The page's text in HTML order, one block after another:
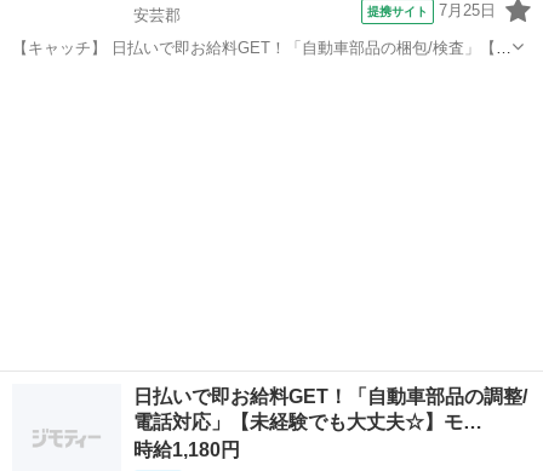
安芸郡
提携サイト 7月25日
【キャッチ】 日払いで即お給料GET！「自動車部品の梱包/検査」【経
日払いで即お給料GET！「自動車部品の調整/
電話対応」【未経験でも大丈夫☆】モ…
時給1,180円